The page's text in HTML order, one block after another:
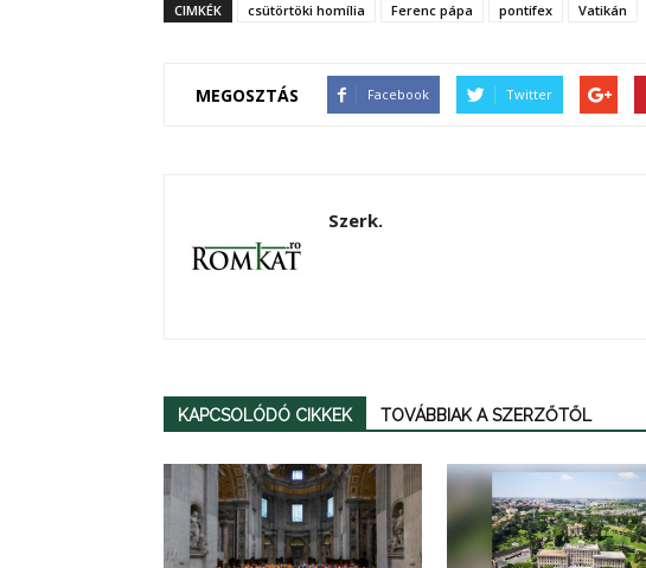
CIMKÉK csütörtöki homília Ferenc pápa pontifex Vatikán
MEGOSZTÁS Facebook Twitter
Szerk.
KAPCSOLÓDÓ CIKKEK TOVÁBBIAK A SZERZŐTŐL